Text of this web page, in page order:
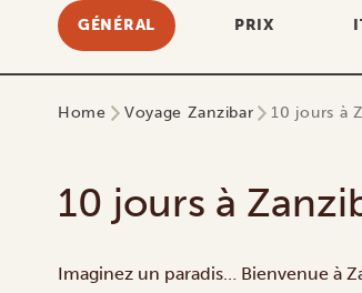
GÉNÉRAL PRIX
Home Voyage Zanzibar 10 jours à
10 jours à
Imaginez un paradis… Bienvenue à